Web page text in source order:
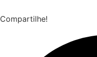
Compartilhe!